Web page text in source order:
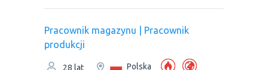
Рracownik magazynu | Pracownik
produkcji
28 lat Polska